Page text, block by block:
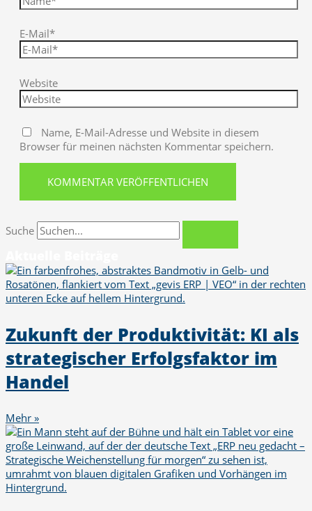
E-Mail*
Website
Name, E-Mail-Adresse und Website in diesem
Browser für meinen nächsten Kommentar speichern.
Suche
Zukunft der Produktivität: KI als
strategischer Erfolgsfaktor im
Handel
Mehr »